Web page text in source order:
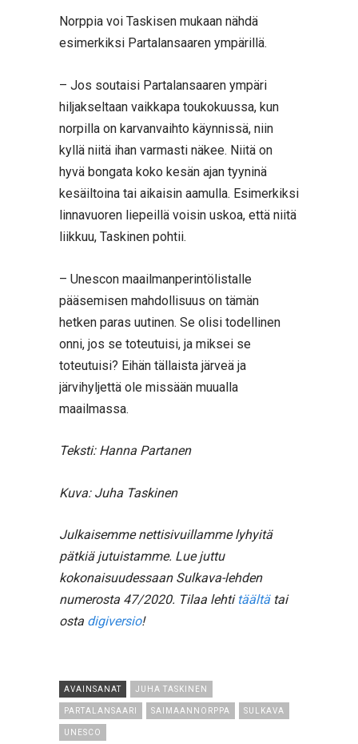
Norppia voi Taskisen mukaan nähdä
esimerkiksi Partalansaaren ympärillä.
– Jos soutaisi Partalansaaren ympäri
hiljakseltaan vaikkapa toukokuussa, kun
norpilla on karvanvaihto käynnissä, niin
kyllä niitä ihan varmasti näkee. Niitä on
hyvä bongata koko kesän ajan tyyninä
kesäiltoina tai aikaisin aamulla. Esimerkiksi
linnavuoren liepeillä voisin uskoa, että niitä
liikkuu, Taskinen pohtii.
– Unescon maailmanperintölistalle
pääsemisen mahdollisuus on tämän
hetken paras uutinen. Se olisi todellinen
onni, jos se toteutuisi, ja miksei se
toteutuisi? Eihän tällaista järveä ja
järvihyljettä ole missään muualla
maailmassa.
Teksti: Hanna Partanen
Kuva: Juha Taskinen
Julkaisemme nettisivuillamme lyhyitä
pätkiä jutuistamme. Lue juttu
kokonaisuudessaan Sulkava-lehden
numerosta 47/2020. Tilaa lehti täältätai
osta digiversio!
AVAINSANAT JUHA TASKINEN
PARTALANSAARI SAIMAANNORPPA SULKAVA
UNESCO